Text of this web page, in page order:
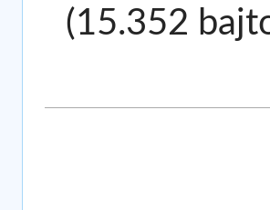
(15.352